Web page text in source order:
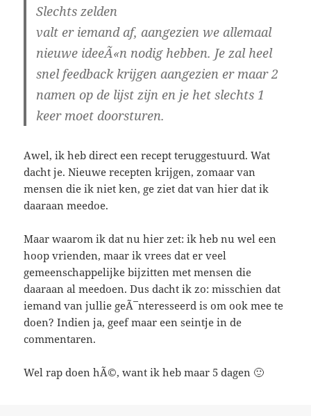
Slechts zelden
valt er iemand af, aangezien we allemaal
nieuwe ideeÃ«n nodig hebben. Je zal heel
snel feedback krijgen aangezien er maar 2
namen op de lijst zijn en je het slechts 1
keer moet doorsturen.
Awel, ik heb direct een recept teruggestuurd. Wat
dacht je. Nieuwe recepten krijgen, zomaar van
mensen die ik niet ken, ge ziet dat van hier dat ik
daaraan meedoe.
Maar waarom ik dat nu hier zet: ik heb nu wel een
hoop vrienden, maar ik vrees dat er veel
gemeenschappelijke bijzitten met mensen die
daaraan al meedoen. Dus dacht ik zo: misschien dat
iemand van jullie geÃ¯nteresseerd is om ook mee te
doen? Indien ja, geef maar een seintje in de
commentaren.
Wel rap doen hÃ©, want ik heb maar 5 dagen 🙂